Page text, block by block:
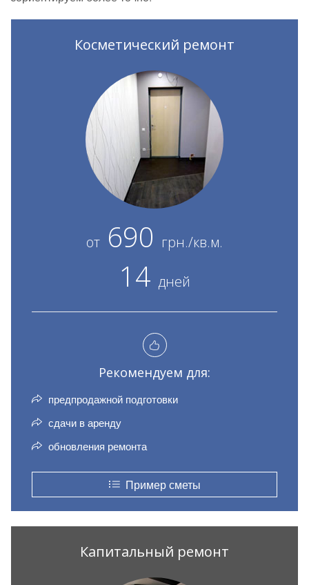
Косметический ремонт
от 690 грн./кв.м.
14 дней
Рекомендуем для:
предпродажной подготовки
сдачи в аренду
обновления ремонта
Пример сметы
Капитальный ремонт